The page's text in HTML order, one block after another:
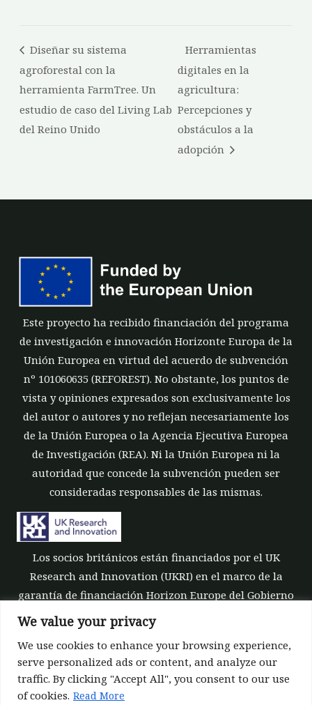
We value your privacy
We use cookies to enhance your browsing experience,
serve personalized ads or content, and analyze our
traffic. By clicking "Accept All", you consent to our use
of cookies. Read More
Diseñar su sistema
agroforestal con la
herramienta FarmTree. Un
estudio de caso del Living Lab
del Reino Unido
Herramientas
digitales en la
agricultura:
Percepciones y
obstáculos a la
adopción
Este proyecto ha recibido financiación del programa
de investigación e innovación Horizonte Europa de la
Unión Europea en virtud del acuerdo de subvención
nº 101060635 (REFOREST). No obstante, los puntos de
vista y opiniones expresados son exclusivamente los
del autor o autores y no reflejan necesariamente los
de la Unión Europea o la Agencia Ejecutiva Europea
de Investigación (REA). Ni la Unión Europea ni la
autoridad que concede la subvención pueden ser
consideradas responsables de las mismas.
Los socios británicos están financiados por el UK
Research and Innovation (UKRI) en el marco de la
garantía de financiación Horizon Europe del Gobierno
del Reino Unido [número de subvención 10039700].